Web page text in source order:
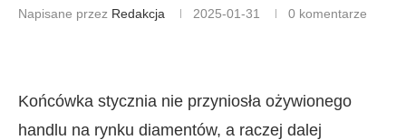
Napisane przez Redakcja 2025-01-31 0 komentarze
Końcówka stycznia nie przyniosła ożywionego
handlu na rynku diamentów, a raczej dalej